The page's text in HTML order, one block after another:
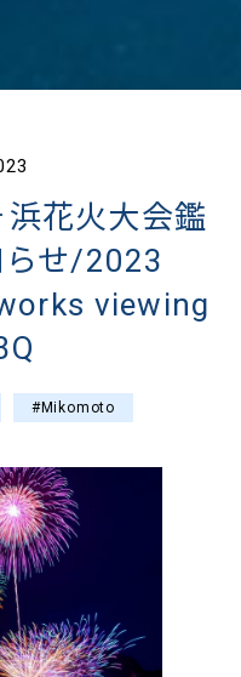
花火大会鑑
らせ/2023
viewing
#Mikomoto